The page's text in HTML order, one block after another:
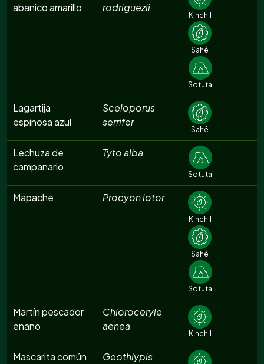
abanico amarillo
rodriguezii
Kinchil
Sahé
Sotuta
Lagartija
espinosa azul
Sceloporus
serrifer
Sahé
Lechuza de
campanario
Tyto alba
Sotuta
Mapache Procyon lotor
Kinchil
Sahé
Sotuta
Martín pescador
enano
Chloroceryle
aenea
Kinchil
Mascarita común
Geothlypis